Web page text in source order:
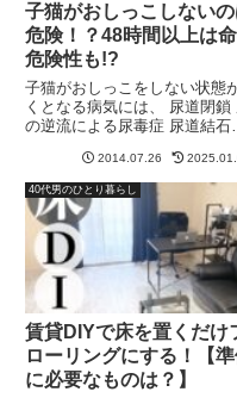
子猫がおしっこしないの
危険！？48時間以上は
危険性も!?
子猫がおしっこをしない状態
くとなる病気には、 尿道閉鎖
の逆流による尿毒症 尿道結石
が、里親となって引き取った
に、随分長い時間、おしっこ
なかったので、心配しました。
の体験を元に、このブログを
い...
2014.07.26
40代男のひとり暮らし
賃貸DIYで床を置くだけ
ローリングにする！【
に必要なものは？】